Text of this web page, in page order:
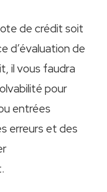
de crédit soit
d’évaluation de
il vous faudra
pour
entrées
erreurs et des